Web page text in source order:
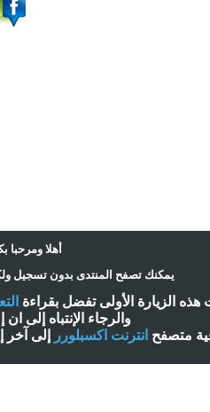
أهلا ومرحبا
يمكنك تصفح المنتدى بدون تسجيل
هذه الزيارة الأولى تفضل بقراءة
والرجاء الإنتباه إلى
متصفح انترنت اكسبلورر إلى آخر